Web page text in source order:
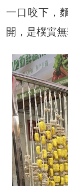
一口咬下，
開，是樸實